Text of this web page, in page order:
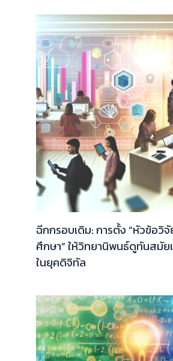
ฉีกกรอบเดิม: การตั้ง “หัวข้อวิจั
ศึกษา” ให้วิทยานิพนธ์ดูทันสมัย
ในยุคดิจิทัล